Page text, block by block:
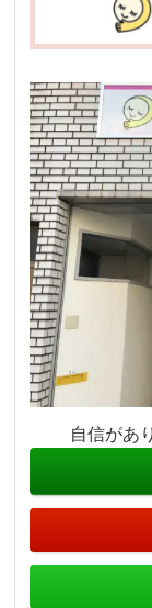
自信があ